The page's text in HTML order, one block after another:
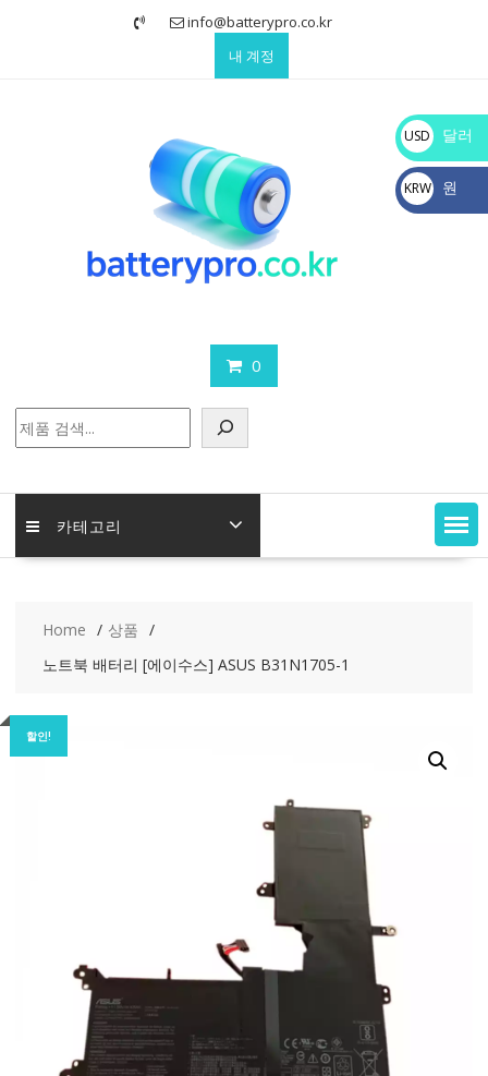
info@batterypro.co.kr
내 계정
0
색
카테고리
Home
상품
노트북 배터리 [에이수스] ASUS B31N1705-1
할인!
USD
$
달러
KRW
₩
원